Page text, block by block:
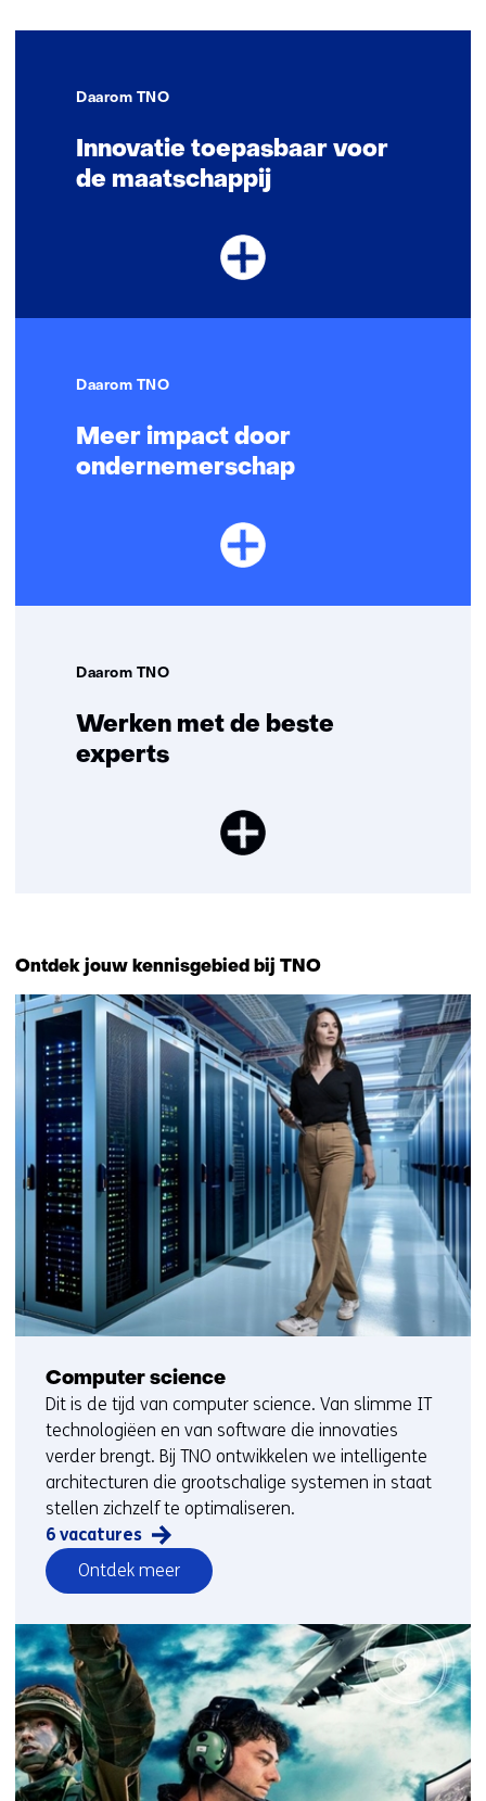
Innovatie toepasbaar voor
de maatschappij
Daarom TNO
Meer impact door
ondernemerschap
Daarom TNO
Werken met de beste
experts
Daarom TNO
Ontdek jouw kennisgebied bij TNO
Computer science
Dit is de tijd van computer science. Van slimme IT
technologiëen en van software die innovaties
verder brengt. Bij TNO ontwikkelen we intelligente
architecturen die grootschalige systemen in staat
stellen zichzelf te optimaliseren.
6 vacatures
Ontdek meervacatures
op
het
gebied
van
Ontdek
meer